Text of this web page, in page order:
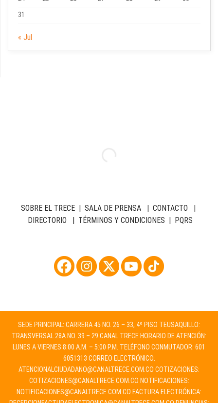
31
« Jul
SOBRE EL TRECE| SALA DE PRENSA| CONTACTO |
DIRECTORIO | TÉRMINOS Y CONDICIONES | PQRS
SEDE PRINCIPAL: CARRERA 45 NO. 26 – 33, 4º PISO TEUSAQUILLO:
TRANSVERSAL 28A NO. 39 – 29 CANAL TRECE HORARIO DE ATENCIÓN:
LUNES A VIERNES 8:00 A.M. – 5:00 P.M. TELÉFONO CONMUTADOR: 601
6051313 CORREO ELECTRÓNICO:
ATENCIONALCIUDADANO@CANALTRECE.COM.CO COTIZACIONES:
COTIZACIONES@CANALTRECE.COM.CO NOTIFICACIONES:
NOTIFICACIONES@CANALTRECE.COM.CO FACTURA ELECTRÓNICA: